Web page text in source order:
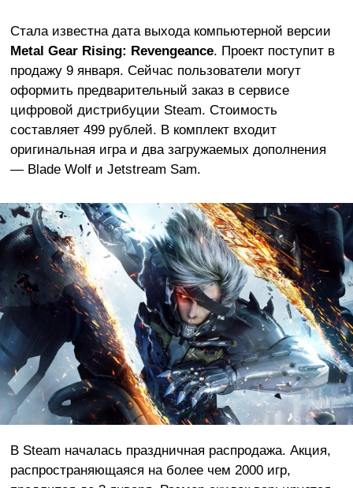
Стала известна дата выхода компьютерной версии
Metal Gear Rising: Revengeance. Проект поступит в
продажу 9 января. Сейчас пользователи могут
оформить предварительный заказ в сервисе
цифровой дистрибуции Steam. Стоимость
составляет 499 рублей. В комплект входит
оригинальная игра и два загружаемых дополнения
— Blade Wolf и Jetstream Sam.
В Steam началась праздничная распродажа. Акция,
распространяющаяся на более чем 2000 игр,